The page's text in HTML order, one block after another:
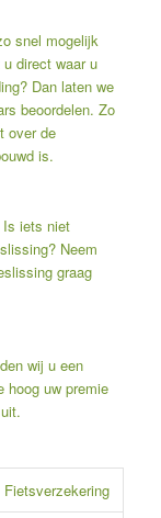
snel mogelijk
direct waar u
Dan laten we
beoordelen. Zo
over de
is.
Is iets niet
Neem
graag
wij u een
hoog uw premie
Fietsverzekering